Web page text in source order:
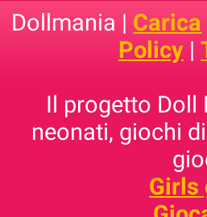
Dollmania | Carica
Policy |
Il progetto Doll
neonati, giochi
Girls